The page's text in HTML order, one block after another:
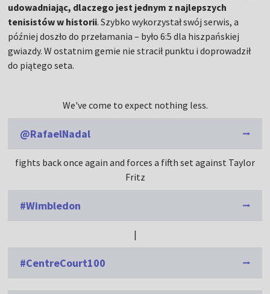
udowadniając, dlaczego jest jednym z najlepszych
tenisistów w historii. Szybko wykorzystał swój serwis, a
później doszło do przełamania – było 6:5 dla hiszpańskiej
gwiazdy. W ostatnim gemie nie stracił punktu i doprowadził
do piątego seta.
We've come to expect nothing less.
@RafaelNadal
fights back once again and forces a fifth set against Taylor
Fritz
#Wimbledon
|
#CentreCourt100